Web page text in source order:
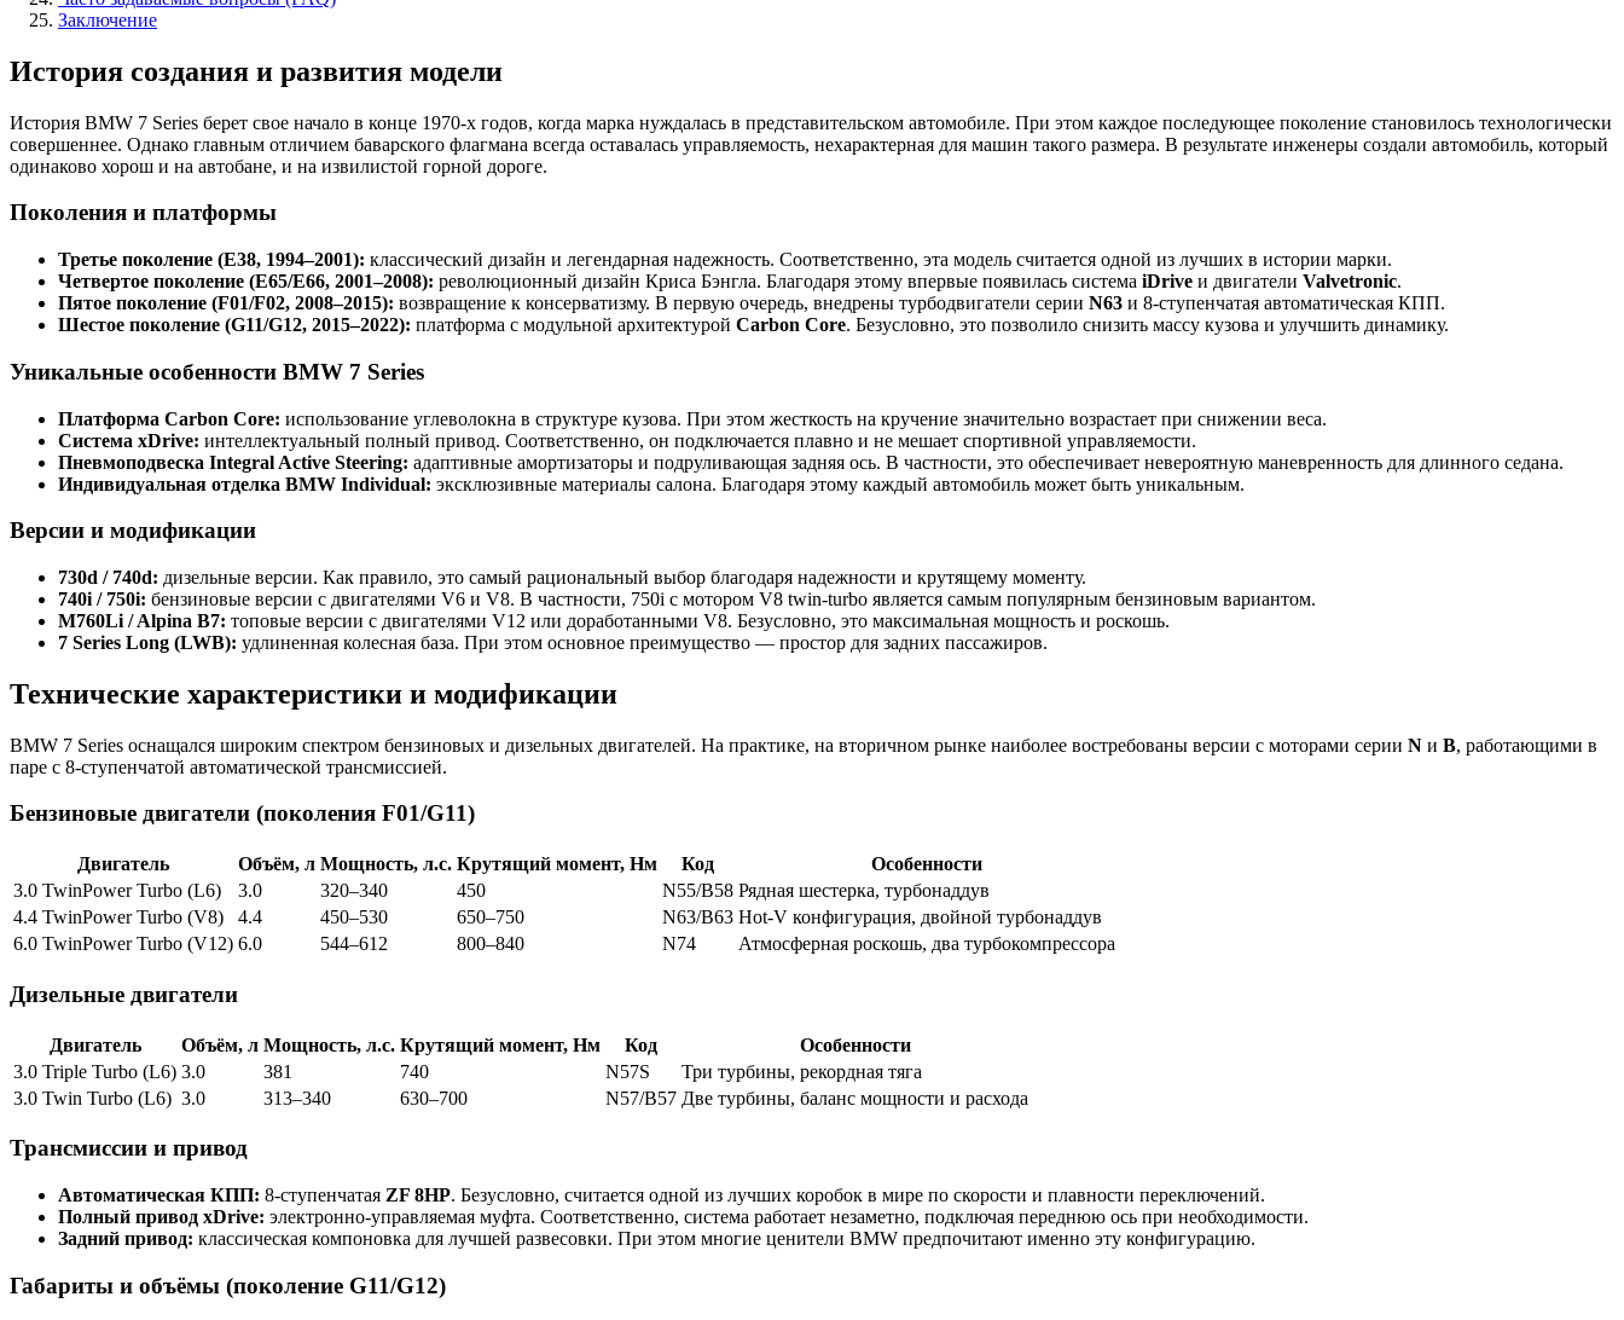
Заключение
История создания и развития модели
История BMW 7 Series берет свое начало в конце 1970-х годов, когда марка нуждалась в представительском автомобиле. При этом каждое последующее поколение становилось технологически
совершеннее. Однако главным отличием баварского флагмана всегда оставалась управляемость, нехарактерная для машин такого размера. В результате инженеры создали автомобиль, который
одинаково хорош и на автобане, и на извилистой горной дороге.
Поколения и платформы
Третье поколение (E38, 1994–2001): классический дизайн и легендарная надежность. Соответственно, эта модель считается одной из лучших в истории марки.
Четвертое поколение (E65/E66, 2001–2008): революционный дизайн Криса Бэнгла. Благодаря этому впервые появилась система iDrive и двигатели Valvetronic.
Пятое поколение (F01/F02, 2008–2015): возвращение к консерватизму. В первую очередь, внедрены турбодвигатели серии N63 и 8-ступенчатая автоматическая КПП.
Шестое поколение (G11/G12, 2015–2022): платформа с модульной архитектурой Carbon Core. Безусловно, это позволило снизить массу кузова и улучшить динамику.
Уникальные особенности BMW 7 Series
Платформа Carbon Core: использование углеволокна в структуре кузова. При этом жесткость на кручение значительно возрастает при снижении веса.
Система xDrive: интеллектуальный полный привод. Соответственно, он подключается плавно и не мешает спортивной управляемости.
Пневмоподвеска Integral Active Steering: адаптивные амортизаторы и подруливающая задняя ось. В частности, это обеспечивает невероятную маневренность для длинного седана.
Индивидуальная отделка BMW Individual: эксклюзивные материалы салона. Благодаря этому каждый автомобиль может быть уникальным.
Версии и модификации
730d / 740d: дизельные версии. Как правило, это самый рациональный выбор благодаря надежности и крутящему моменту.
740i / 750i: бензиновые версии с двигателями V6 и V8. В частности, 750i с мотором V8 twin-turbo является самым популярным бензиновым вариантом.
M760Li / Alpina B7: топовые версии с двигателями V12 или доработанными V8. Безусловно, это максимальная мощность и роскошь.
7 Series Long (LWB): удлиненная колесная база. При этом основное преимущество — простор для задних пассажиров.
Технические характеристики и модификации
BMW 7 Series оснащался широким спектром бензиновых и дизельных двигателей. На практике, на вторичном рынке наиболее востребованы версии с моторами серии N и B, работающими в
паре с 8-ступенчатой автоматической трансмиссией.
Бензиновые двигатели (поколения F01/G11)
Двигатель Объём, л Мощность, л.с. Крутящий момент, Нм Код
Особенности
3.0 TwinPower Turbo (L6)
3.0 320–340 450 N55/B58 Рядная шестерка, турбонаддув
4.4 TwinPower Turbo (V8)
4.4 450–530 650–750 N63/B63 Hot-V конфигурация, двойной турбонаддув
6.0 TwinPower Turbo (V12) 6.0 544–612 800–840 N74 Атмосферная роскошь, два турбокомпрессора
Дизельные двигатели
Двигатель Объём, л Мощность, л.с. Крутящий момент, Нм Код
Особенности
3.0 Triple Turbo (L6) 3.0 381 740 N57S
Три турбины, рекордная тяга
3.0 Twin Turbo (L6) 3.0 313–340 630–700 N57/B57 Две турбины, баланс мощности и расхода
Трансмиссии и привод
Автоматическая КПП: 8-ступенчатая ZF 8HP. Безусловно, считается одной из лучших коробок в мире по скорости и плавности переключений.
Полный привод xDrive: электронно-управляемая муфта. Соответственно, система работает незаметно, подключая переднюю ось при необходимости.
Задний привод: классическая компоновка для лучшей развесовки. При этом многие ценители BMW предпочитают именно эту конфигурацию.
Габариты и объёмы (поколение G11/G12)